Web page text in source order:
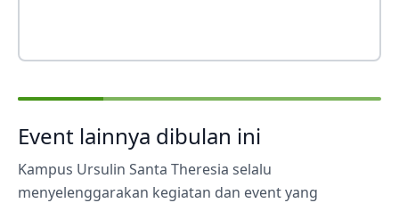
Event lainnya dibulan ini
Kampus Ursulin Santa Theresia selalu
menyelenggarakan kegiatan dan event yang